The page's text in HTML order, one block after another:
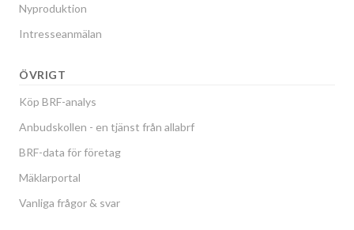
Nyproduktion
Intresseanmälan
ÖVRIGT
Köp BRF-analys
Anbudskollen - en tjänst från allabrf
BRF-data för företag
Mäklarportal
Vanliga frågor & svar